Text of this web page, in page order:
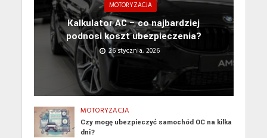
MOTORYZACJA
Kalkulator AC – co najbardziej
podnosi koszt ubezpieczenia?
26 stycznia, 2026
MOTORYZACJA
Czy mogę ubezpieczyć samochód OC na kilka
dni?